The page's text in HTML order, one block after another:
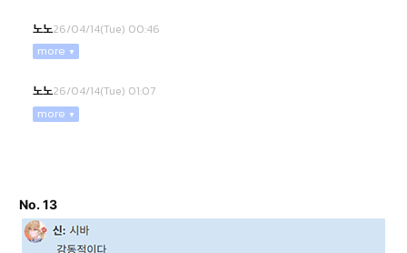
노노26/04/14(Tue) 00:46
more
노노26/04/14(Tue) 01:07
more
No. 13